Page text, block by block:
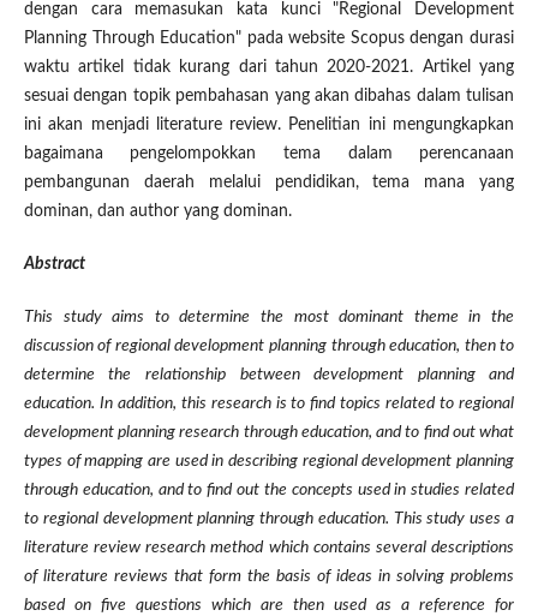
dengan cara memasukan kata kunci "Regional Development
Planning Through Education" pada website Scopus dengan durasi
waktu artikel tidak kurang dari tahun 2020-2021. Artikel yang
sesuai dengan topik pembahasan yang akan dibahas dalam tulisan
ini akan menjadi literature review. Penelitian ini mengungkapkan
bagaimana pengelompokkan tema dalam perencanaan
pembangunan daerah melalui pendidikan, tema mana yang
dominan, dan author yang dominan.
Abstract
This study aims to determine the most dominant theme in the
discussion of regional development planning through education, then to
determine the relationship between development planning and
education. In addition, this research is to find topics related to regional
development planning research through education, and to find out what
types of mapping are used in describing regional development planning
through education, and to find out the concepts used in studies related
to regional development planning through education. This study uses a
literature review research method which contains several descriptions
of literature reviews that form the basis of ideas in solving problems
based on five questions which are then used as a reference for